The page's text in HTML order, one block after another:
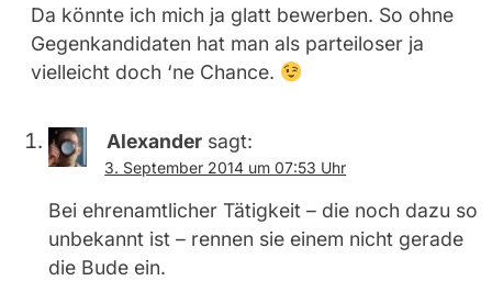
Da könnte ich mich ja glatt bewerben. So ohne
Gegenkandidaten hat man als parteiloser ja
vielleicht doch ‘ne Chance.
Alexander sagt:
3. September 2014 um 07:53 Uhr
Bei ehrenamtlicher Tätigkeit – die noch dazu so
unbekannt ist – rennen sie einem nicht gerade
die Bude ein.